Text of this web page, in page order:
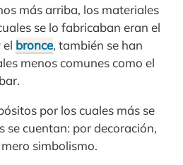
más arriba, los materiales
se lo fabricaban eran el
el bronce, también se han
menos comunes como el
por los cuales más se
se cuentan: por decoración,
simbolismo.